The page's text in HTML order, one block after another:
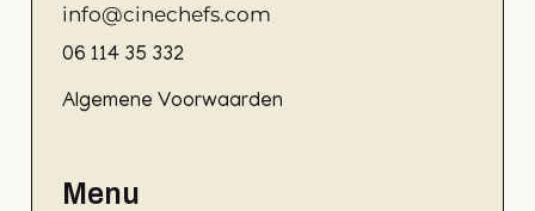
info@cinechefs.com
06 114 35 332
Algemene Voorwaarden
Menu